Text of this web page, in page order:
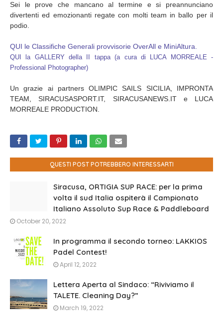
Sei le prove che mancano al termine e si preannunciano
divertenti ed emozionanti regate con molti team in ballo per il
podio.
QUI le Classifiche Generali provvisorie OverAll e MiniAltura.
QUI la GALLERY della II tappa (a cura di LUCA MORREALE -
Professional Photographer)
Un grazie ai partners OLIMPIC SAILS SICILIA, IMPRONTA
TEAM, SIRACUSASPORT.IT, SIRACUSANEWS.IT e LUCA
MORREALE PRODUCTION.
QUESTI POST POTREBBERO INTERESSARTI
Siracusa, ORTIGIA SUP RACE: per la prima
volta il sud Italia ospiterà il Campionato
Italiano Assoluto Sup Race & Paddleboard
October 20, 2022
In programma il secondo torneo: LAKKIOS
Padel Contest!
April 12, 2022
Lettera Aperta al Sindaco: “Riviviamo il
TALETE. Cleaning Day?”
March 19, 2022